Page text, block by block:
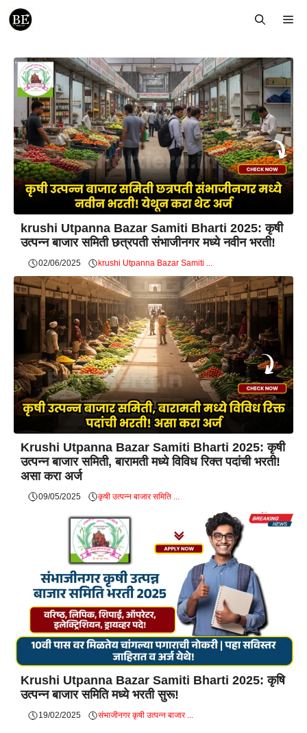
Skip
krushi Utpanna Bazar Samiti Bharti 2025: कृषी
उत्पन्न बाजार समिती छत्रपती संभाजीनगर मध्ये नवीन भरती!
02/06/2025 krushi Utpanna Bazar Samiti ...
Krushi Utpanna Bazar Samiti Bharti 2025: कृषी
उत्पन्न बाजार समिती, बारामती मध्ये विविध रिक्त पदांची भरती!
असा करा अर्ज
09/05/2025 कृषी उत्पन्न बाजार समिति ...
Krushi Utpanna Bazar Samiti Bharti 2025: कृषि
उत्पन्न बाजार समिति मध्ये भरती सुरू!
19/02/2025 संभाजीनगर कृषी उत्पन्न बाजार ...